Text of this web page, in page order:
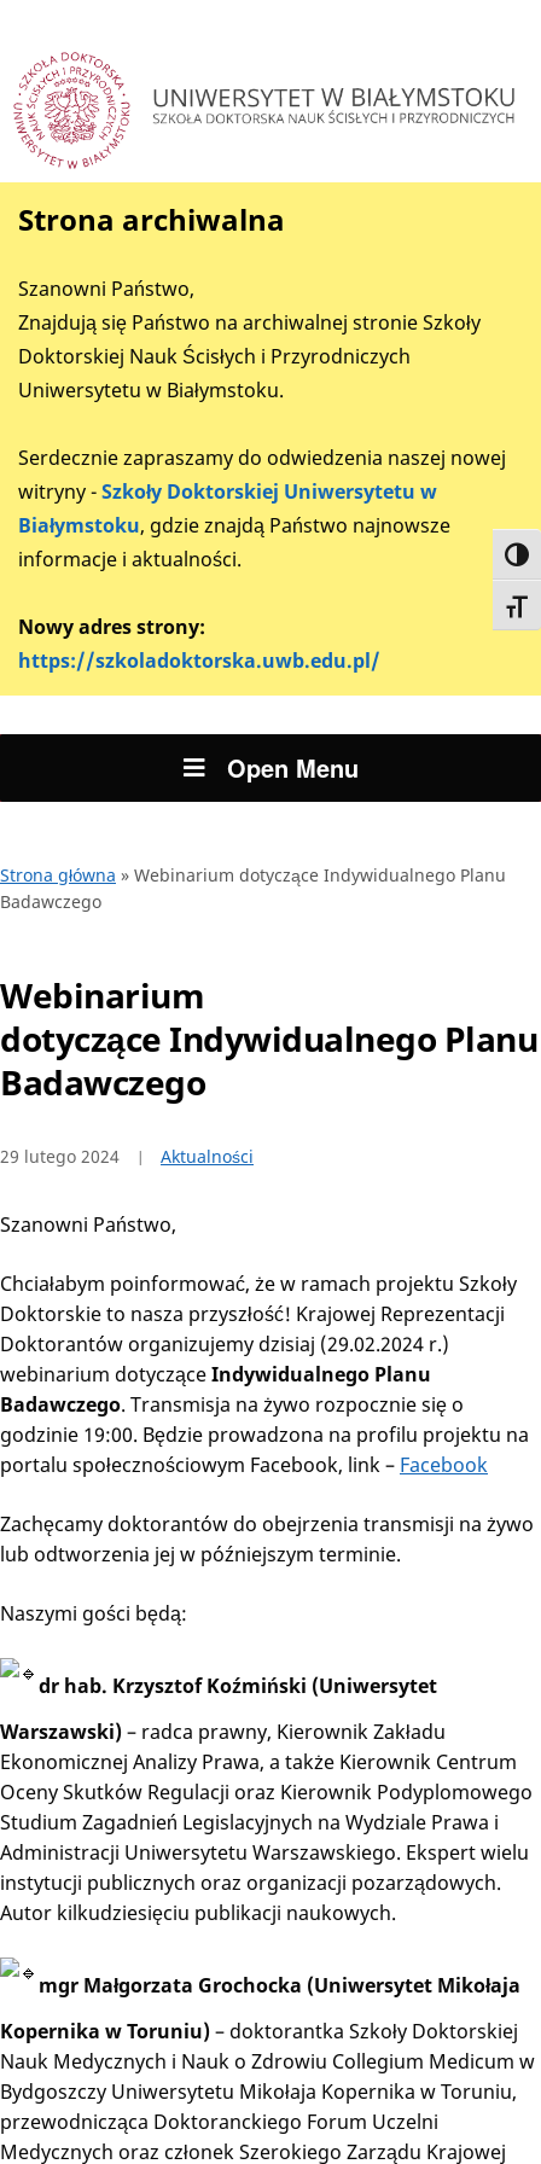
Strona archiwalna
Szanowni Państwo,
Znajdują się Państwo na archiwalnej stronie Szkoły
Doktorskiej Nauk Ścisłych i Przyrodniczych
Uniwersytetu w Białymstoku.
Serdecznie zapraszamy do odwiedzenia naszej nowej
witryny -Szkoły Doktorskiej Uniwersytetu w
Białymstoku, gdzie znajdą Państwo najnowsze
informacje i aktualności.
Nowy adres strony:
https://szkoladoktorska.uwb.edu.pl/
Open Menu
Strona główna » Webinarium dotyczące Indywidualnego Planu
Badawczego
Webinarium
dotyczące Indywidualnego Planu
Badawczego
29 lutego 2024 Aktualności
Szanowni Państwo,
Chciałabym poinformować, że w ramach projektu Szkoły
Doktorskie to nasza przyszłość! Krajowej Reprezentacji
Doktorantów organizujemy dzisiaj (29.02.2024 r.)
webinarium dotycząceIndywidualnego Planu
Badawczego. Transmisja na żywo rozpocznie się o
godzinie 19:00. Będzie prowadzona na profilu projektu na
portalu społecznościowym Facebook, link – Facebook
Zachęcamy doktorantów do obejrzenia transmisji na żywo
lub odtworzenia jej w późniejszym terminie.
Naszymi gości będą:
dr hab. Krzysztof Koźmiński (Uniwersytet
Warszawski)– radca prawny, Kierownik Zakładu
Ekonomicznej Analizy Prawa, a także Kierownik Centrum
Oceny Skutków Regulacji oraz Kierownik Podyplomowego
Studium Zagadnień Legislacyjnych na Wydziale Prawa i
Administracji Uniwersytetu Warszawskiego. Ekspert wielu
instytucji publicznych oraz organizacji pozarządowych.
Autor kilkudziesięciu publikacji naukowych.
mgr Małgorzata Grochocka (Uniwersytet Mikołaja
Kopernika w Toruniu)– doktorantka Szkoły Doktorskiej
Nauk Medycznych i Nauk o Zdrowiu Collegium Medicum w
Bydgoszczy Uniwersytetu Mikołaja Kopernika w Toruniu,
przewodnicząca Doktoranckiego Forum Uczelni
Medycznych oraz członek Szerokiego Zarządu Krajowej